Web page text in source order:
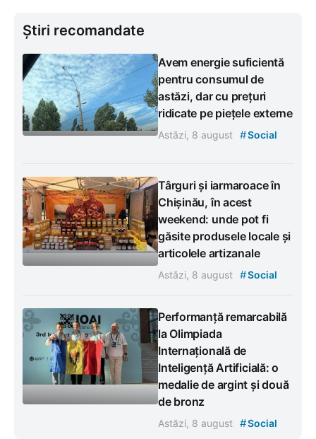
Știri recomandate
Avem energie suficientă
pentru consumul de
astăzi, dar cu prețuri
ridicate pe piețele externe
Astăzi, 8 august #Social
Târguri și iarmaroace în
Chișinău, în acest
weekend: unde pot fi
găsite produsele locale și
articolele artizanale
Astăzi, 8 august #Social
Performanță remarcabilă
la Olimpiada
Internațională de
Inteligență Artificială: o
medalie de argint și două
de bronz
Astăzi, 8 august #Social